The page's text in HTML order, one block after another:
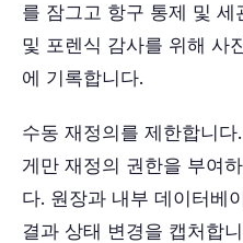
를 잠그고 항구 통제 및 세
및 포렌식 감사를 위해 사
에 기록합니다.
수동 재정의를 제한합니
게만 재정의 권한을 부여
다. 원장과 내부 데이터베
결과 상태 변경을 캡처합